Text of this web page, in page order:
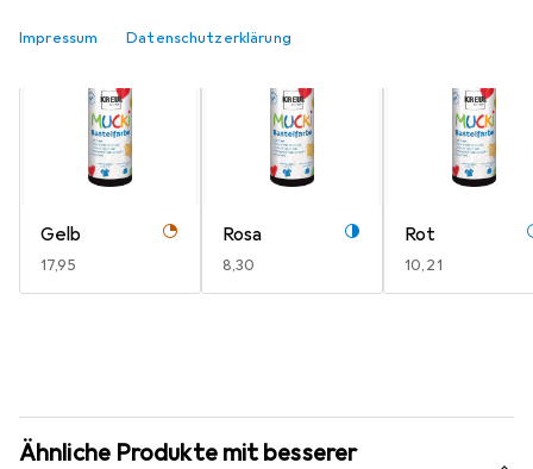
Impressum Datenschutzerklärung
Gelb
EUR
17,95
Rosa
EUR
8,30
Rot
EUR
10,21
Ähnliche Produkte mit besserer